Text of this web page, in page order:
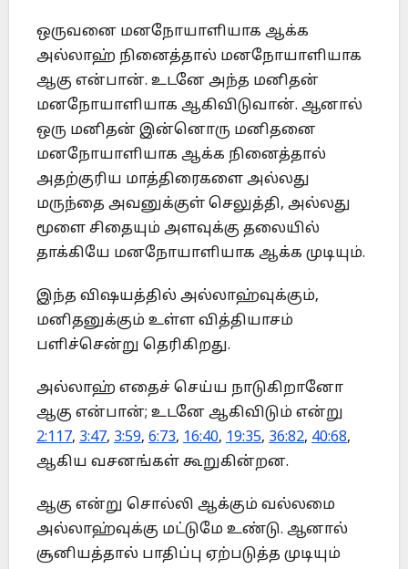
ஒருவனை மனநோயாளியாக ஆக்க
அல்லாஹ் நினைத்தால் மனநோயாளியாக
ஆகு என்பான். உடனே அந்த மனிதன்
மனநோயாளியாக ஆகிவிடுவான். ஆனால்
ஒரு மனிதன் இன்னொரு மனிதனை
மனநோயாளியாக ஆக்க நினைத்தால்
அதற்குரிய மாத்திரைகளை அல்லது
மருந்தை அவனுக்குள் செலுத்தி, அல்லது
மூளை சிதையும் அளவுக்கு தலையில்
தாக்கியே மனநோயாளியாக ஆக்க முடியும்.
இந்த விஷயத்தில் அல்லாஹ்வுக்கும்,
மனிதனுக்கும் உள்ள வித்தியாசம்
பளிச்சென்று தெரிகிறது.
அல்லாஹ் எதைச் செய்ய நாடுகிறானோ
ஆகு என்பான்; உடனே ஆகிவிடும் என்று
2:117, 3:47, 3:59, 6:73, 16:40, 19:35, 36:82, 40:68,
ஆகிய வசனங்கள் கூறுகின்றன.
ஆகு என்று சொல்லி ஆக்கும் வல்லமை
அல்லாஹ்வுக்கு மட்டுமே உண்டு. ஆனால்
சூனியத்தால் பாதிப்பு ஏற்படுத்த முடியும்